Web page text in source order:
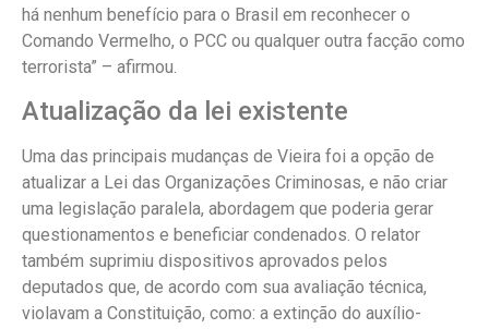
há nenhum benefício para o Brasil em reconhecer o
Comando Vermelho, o PCC ou qualquer outra facção como
terrorista” – afirmou.
Atualização da lei existente
Uma das principais mudanças de Vieira foi a opção de
atualizar a Lei das Organizações Criminosas, e não criar
uma legislação paralela, abordagem que poderia gerar
questionamentos e beneficiar condenados. O relator
também suprimiu dispositivos aprovados pelos
deputados que, de acordo com sua avaliação técnica,
violavam a Constituição, como: a extinção do auxílio-